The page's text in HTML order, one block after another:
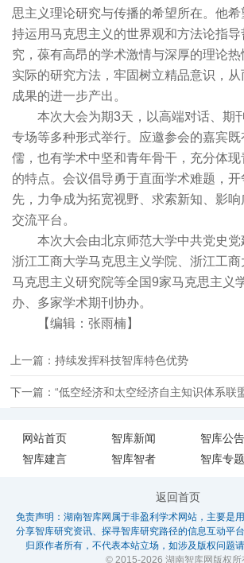
思主义理论研究与传播的希望所在。他
持运用马克思主义的世界观和方法论指
究，葆有高昂的学术激情与深厚的理论
实际的研究方法，牢固树立精品意识，
成果的进一步产出。
本次大会为期3天，以高端对话、期
专场等多种形式举行。应邀参会的嘉宾
儒，也有学术中坚和青年骨干，充分体
的特点。会议倡导勇于直面学术难题，
先，力争成为拓宽视野、求索新知、影
交流平台。
本次大会由北京师范大学中共党史
浙江工商大学马克思主义学院、浙江工
马克思主义研究院等全国9家马克思主义
办、多家学术期刊协办。
【编辑：张雨楠】
上一篇：持续发挥科技智库特色优势
网站首页 智库新闻 智库公告
智库建言
智库智者 智库专题
返回首页
免责声明：湖南智库网属于非盈利学术网站，主要是
分享智库研究资讯、探寻智库研究路径的信息互动平
归原作者所有，不代表本站立场，如涉及版权问题
© 2015-2026 湖南智库网版权所